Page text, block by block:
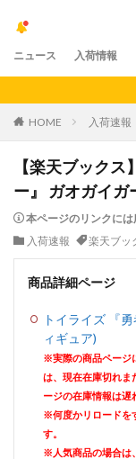
ニュース 入荷情報
HOME 入荷速報
【楽天ブック
ー』 ガオガイガ
本ページのリンクには
入荷速報
楽天ブッ
商品詳細ページ
トイライズ 『
ィギュア)
※実際の商品ページ
は、現在在庫切れま
ージの在庫情報は遅
※何度かリロードを
す。
※人気商品の場合は